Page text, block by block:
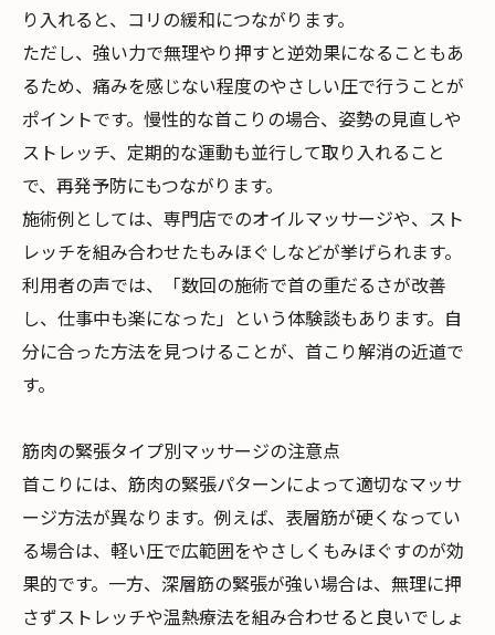
り入れると、コリの緩和につながります。
ただし、強い力で無理やり押すと逆効果になることもあ
るため、痛みを感じない程度のやさしい圧で行うことが
ポイントです。慢性的な首こりの場合、姿勢の見直しや
ストレッチ、定期的な運動も並行して取り入れること
で、再発予防にもつながります。
施術例としては、専門店でのオイルマッサージや、スト
レッチを組み合わせたもみほぐしなどが挙げられます。
利用者の声では、「数回の施術で首の重だるさが改善
し、仕事中も楽になった」という体験談もあります。自
分に合った方法を見つけることが、首こり解消の近道で
す。
筋肉の緊張タイプ別マッサージの注意点
首こりには、筋肉の緊張パターンによって適切なマッサ
ージ方法が異なります。例えば、表層筋が硬くなってい
る場合は、軽い圧で広範囲をやさしくもみほぐすのが効
果的です。一方、深層筋の緊張が強い場合は、無理に押
さずストレッチや温熱療法を組み合わせると良いでしょ